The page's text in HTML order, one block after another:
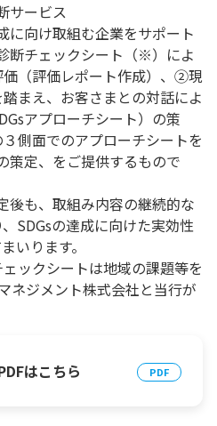
サービス
に向け取組む企業をサポート
断チェックシート（※）によ
（評価レポート作成）、②現
まえ、お客さまとの対話によ
アプローチシート）の策
側面でのアプローチシートを
策定、をご提供するもので
後も、取組み内容の継続的な
SDGsの達成に向けた実効性
いります。
ックシートは地域の課題等を
ネジメント株式会社と当行が
はこちら